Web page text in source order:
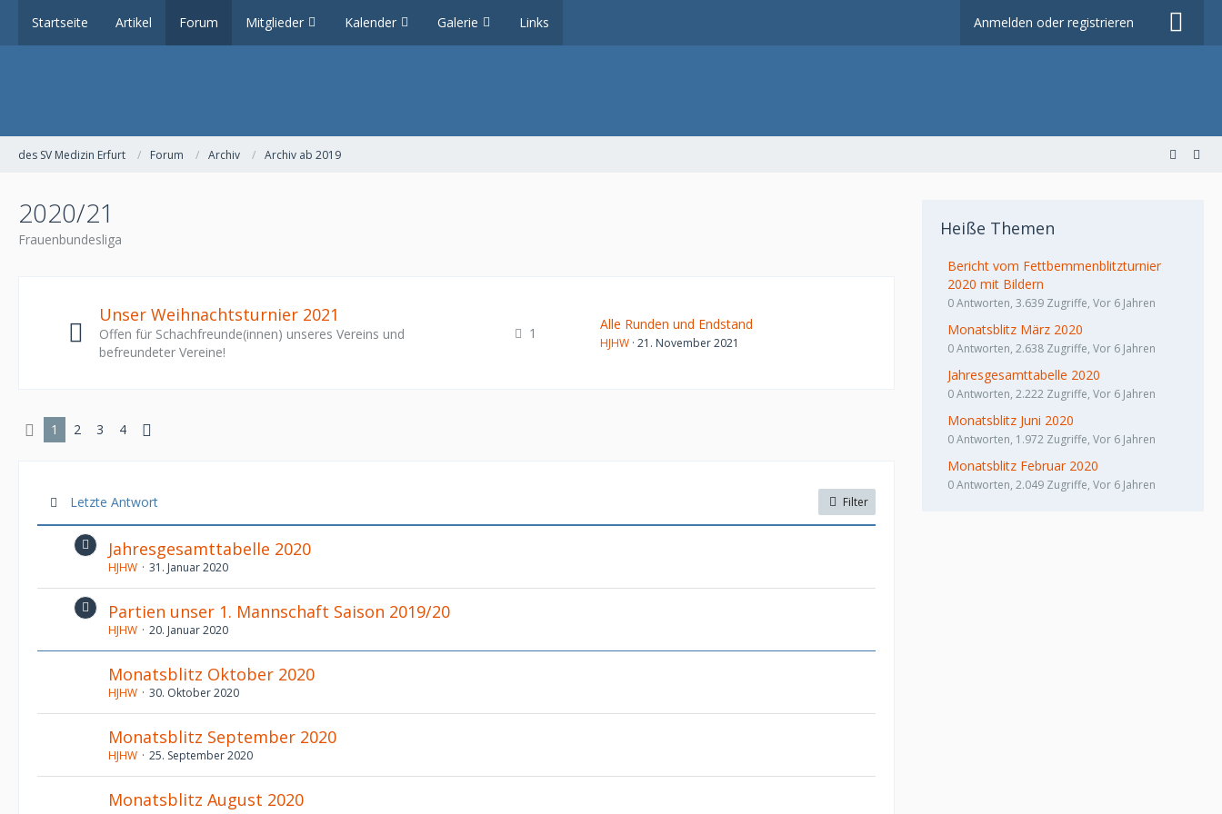
Startseite Artikel Forum Mitglieder Kalender Galerie Links Anmelden oder registrieren
des SV Medizin Erfurt Forum Archiv Archiv ab 2019
2020/21
Frauenbundesliga
Unser Weihnachtsturnier 2021
Offen für Schachfreunde(innen) unseres Vereins und
befreundeter Vereine!
1
Alle Runden und Endstand
HJHW 21. November 2021
1 2 3 4
Letzte Antwort Filter
Jahresgesamttabelle 2020
HJHW 31. Januar 2020
Partien unser 1. Mannschaft Saison 2019/20​​
HJHW 20. Januar 2020
Monatsblitz Oktober 2020
HJHW 30. Oktober 2020
Monatsblitz September 2020
HJHW 25. September 2020
Monatsblitz August 2020
Heiße Themen
Bericht vom Fettbemmenblitzturnier
2020 mit Bildern
0 Antworten, 3.639 Zugriffe, Vor 6 Jahren
Monatsblitz März 2020
0 Antworten, 2.638 Zugriffe, Vor 6 Jahren
Jahresgesamttabelle 2020
0 Antworten, 2.222 Zugriffe, Vor 6 Jahren
Monatsblitz Juni 2020
0 Antworten, 1.972 Zugriffe, Vor 6 Jahren
Monatsblitz Februar 2020
0 Antworten, 2.049 Zugriffe, Vor 6 Jahren